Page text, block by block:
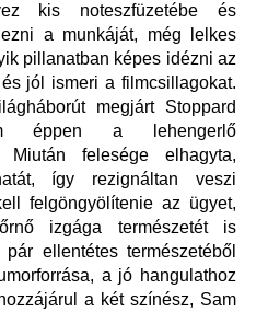
kis noteszfüzetébe és
a munkáját, még lelkes
pillanatban képes idézni az
jól ismeri a filmcsillagokat.
megjárt Stoppard
éppen a lehengerlő
Miután felesége elhagyta,
így rezignáltan veszi
felgöngyölítenie az ügyet,
izgága természetét is
ellentétes természetéből
a jó hangulathoz
a két színész, Sam